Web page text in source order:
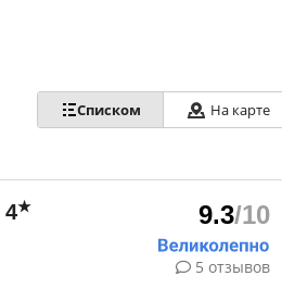
Списком На карте
4★ 9.3/10
5 отзывов